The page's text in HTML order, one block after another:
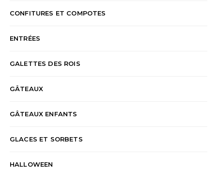
CONFITURES ET COMPOTES
ENTRÉES
GALETTES DES ROIS
GÂTEAUX
GÂTEAUX ENFANTS
GLACES ET SORBETS
HALLOWEEN